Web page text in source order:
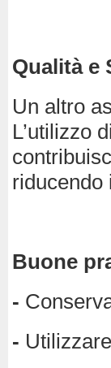
Qualità e
Un altro
L’utilizzo
riducendo
Buone
-
-